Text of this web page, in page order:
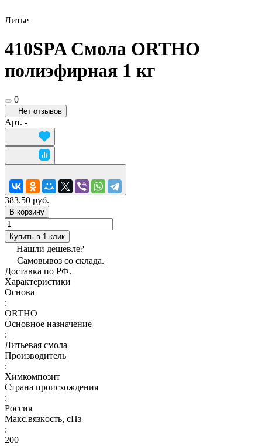
Литье
410SPA Смола ORTHO
полиэфирная 1 кг
0
Нет отзывов
Арт. -
383.50 руб.
В корзину
Купить в 1 клик
Нашли дешевле?
Самовывоз со склада.
Доставка по РФ.
Характеристики
Основа
:
ORTHO
Основное назначение
:
Литьевая смола
Производитель
:
Химкомпозит
Страна происхождения
:
Россия
Макс.вязкoсть, сПз
:
200